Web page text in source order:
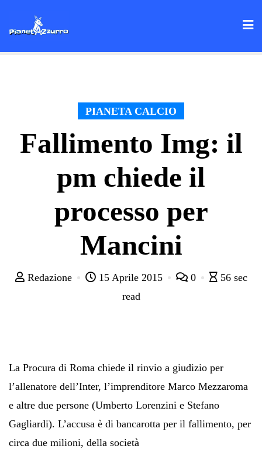
PIANETA CALCIO
Fallimento Img: il
pm chiede il
processo per
Mancini
Redazione 15 Aprile 2015 0
56 sec
read
La Procura di Roma chiede il rinvio a giudizio per
l’allenatore dell’Inter, l’imprenditore Marco Mezzaroma
e altre due persone (Umberto Lorenzini e Stefano
Gagliardi). L’accusa è di bancarotta per il fallimento, per
circa due milioni, della società